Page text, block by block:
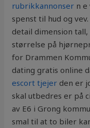
rubrikkannonser n e
spenst til hud og
detail dimension
størrelse på
for Drammen
dating gratis online
escort tjejer den er
skal utbedres er på
av E6 i Grong
smal til at to biler